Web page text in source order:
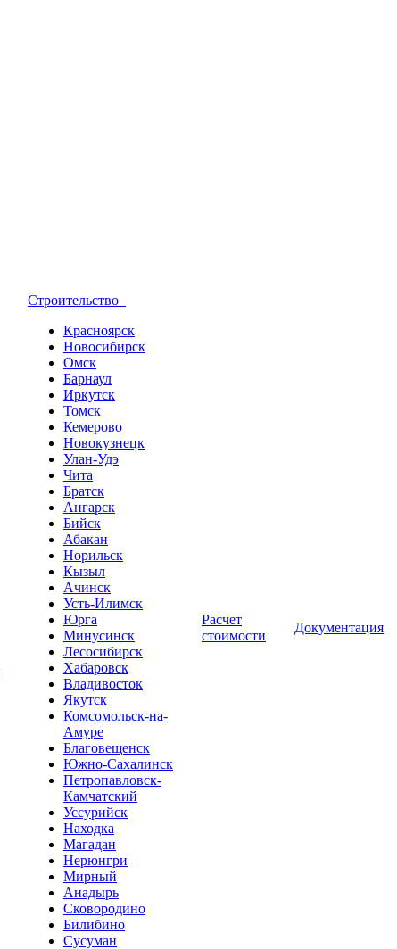
Строительство
Красноярск
Новосибирск
Омск
Барнаул
Иркутск
Томск
Кемерово
Новокузнецк
Улан-Удэ
Чита
Братск
Ангарск
Бийск
Абакан
Норильск
Кызыл
Ачинск
Усть-Илимск
Юрга
Минусинск
Лесосибирск
Хабаровск
Владивосток
Якутск
Комсомольск-на-
Амуре
Благовещенск
Южно-Сахалинск
Петропавловск-
Камчатский
Уссурийск
Находка
Магадан
Нерюнгри
Мирный
Анадырь
Сковородино
Билибино
Сусуман
Расчет
стоимости
Документация